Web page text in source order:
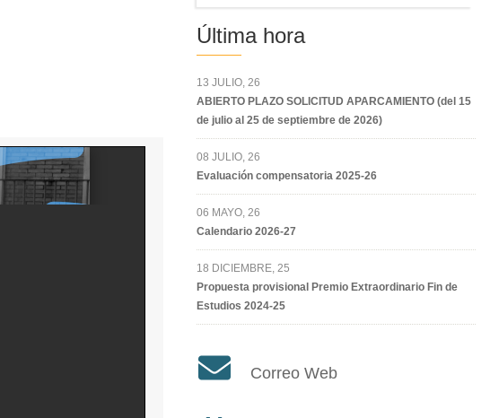
Última hora
13 JULIO, 26
ABIERTO PLAZO SOLICITUD APARCAMIENTO (del 15
de julio al 25 de septiembre de 2026)
08 JULIO, 26
Evaluación compensatoria 2025-26
06 MAYO, 26
Calendario 2026-27
18 DICIEMBRE, 25
Propuesta provisional Premio Extraordinario Fin de
Estudios 2024-25
Correo Web